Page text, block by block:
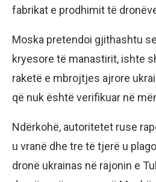
fabrikat e prodhimit të
Moska pretendoi gjithashtu
kryesore të manastirit, ishte
raketë e mbrojtjes ajrore
që nuk është verifikuar në
Ndërkohë, autoritetet ruse
u vranë dhe tre të tjerë u
dronë ukrainas në rajonin e